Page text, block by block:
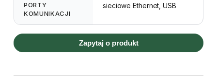
PORTY
KOMUNIKACJI
sieciowe Ethernet, USB
Zapytaj o produkt